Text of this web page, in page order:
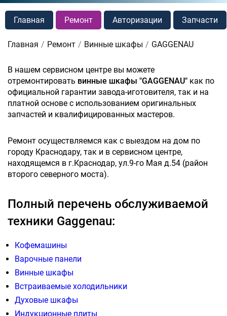
Главная Ремонт Авторизации Запчасти
Главная Ремонт Винные шкафы GAGGENAU
В нашем сервисном центре вы можете
отремонтировать винные шкафы "GAGGENAU" как по
официальной гарантии завода-иготовителя, так и на
платной основе с использованием оригинальных
запчастей и квалифицированных мастеров.
Ремонт осуществляемся как с выездом на дом по
городу Краснодару, так и в сервисном центре,
находящемся в г.Краснодар, ул.9-го Мая д.54 (район
второго северного моста).
Полный перечень обслуживаемой
техники Gaggenau:
Кофемашины
Варочные панели
Винные шкафы
Встраиваемые холодильники
Духовые шкафы
Индукционные плиты